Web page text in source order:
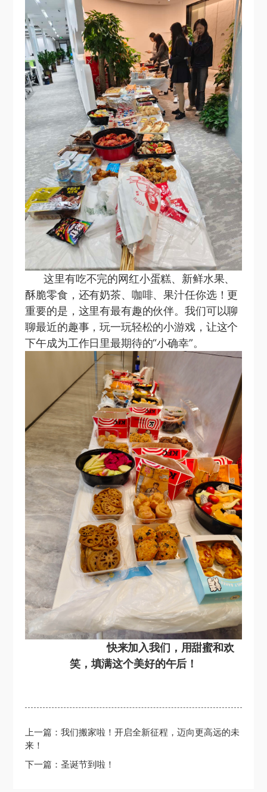
这里有吃不完的网红小蛋糕、新鲜水果、
酥脆零食，还有奶茶、咖啡、果汁任你选！更
重要的是，这里有最有趣的伙伴。我们可以聊
聊最近的趣事，玩一玩轻松的小游戏，让这个
下午成为工作日里最期待的“小确幸”。
快来加入我们，用甜蜜和欢
笑，填满这个美好的午后！
上一篇：我们搬家啦！开启全新征程，迈向更高远的未
来！
下一篇：圣诞节到啦！